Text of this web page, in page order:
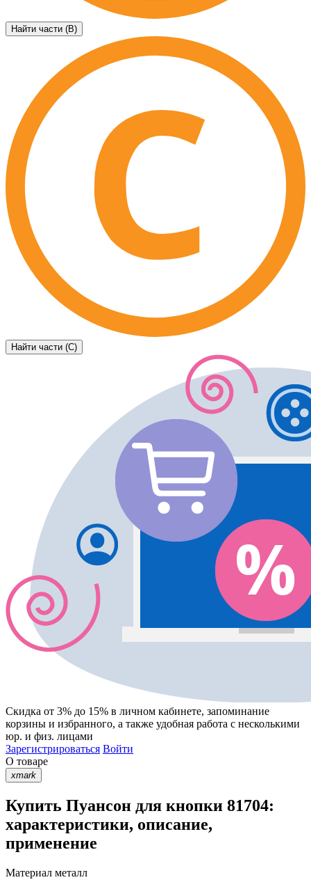
Найти части (B)
Найти части (C)
Скидка от 3% до 15% в личном кабинете, запоминание
корзины и избранного, а также удобная работа с несколькими
юр. и физ. лицами
Зарегистрироваться Войти
О товаре
xmark
Купить Пуансон для кнопки 81704:
характеристики, описание,
применение
Материал металл